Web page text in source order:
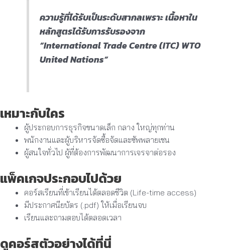
ความรู้ที่ได้รับเป็นระดับสากลเพราะ เนื้อหาใน
หลักสูตรได้รับการรับรองจาก
“International Trade Centre (ITC) WTO
United Nations”
เหมาะกับใคร
ผู้ประกอบการธุรกิจขนาดเล็ก กลาง ใหญ่ทุกท่าน
พนักงานและผู้บริหารจัดซื้อจัดและซัพพลายเชน
ผู้สนใจทั่วไป ผู้ที่ต้องการพัฒนาการเจรจาต่อรอง
แพ็คเกจประกอบไปด้วย
คอร์สเรียนที่เข้าเรียนได้ตลอดชีวิต (Life-time access)
มีประกาศนียบัตร (.pdf) ให้เมื่อเรียนจบ
เรียนและถามตอบได้ตลอดเวลา
ดูคอร์สตัวอย่างได้ที่นี่